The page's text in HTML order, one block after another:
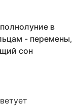
в
- перемены,
сон